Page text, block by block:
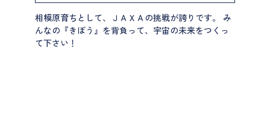
相模原育ちとして、ＪＡＸＡの挑戦が誇りです。 み
んなの『きぼう』を背負って、宇宙の未来をつくっ
て下さい！